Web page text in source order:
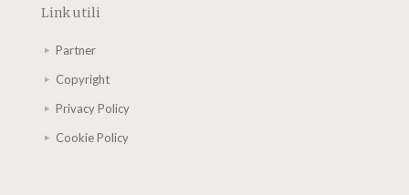
Link utili
Partner
Copyright
Privacy Policy
Cookie Policy